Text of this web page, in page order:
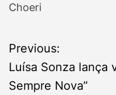
Choeri
P
o
Previous:
Luísa Sonza lança
Sempre Nova”